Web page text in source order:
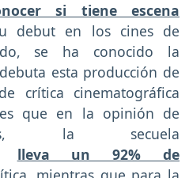
si tiene escena
debut en los cines de
se ha conocido la
esta producción de
crítica cinematográfica
que en la opinión de
la secuela
lleva un 92% de